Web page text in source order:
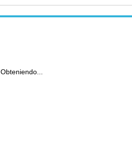
Obteniendo...